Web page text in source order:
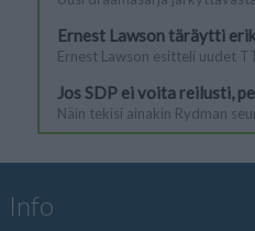
Info